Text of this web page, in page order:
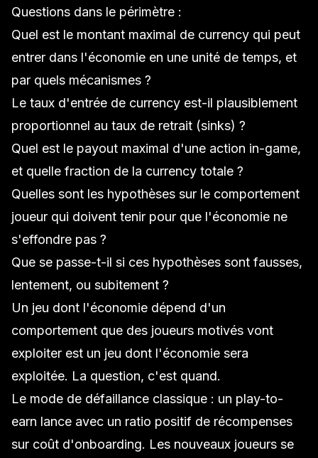
Questions dans le périmètre :
Quel est le montant maximal de currency qui peut
entrer dans l'économie en une unité de temps, et
par quels mécanismes ?
Le taux d'entrée de currency est-il plausiblement
proportionnel au taux de retrait (sinks) ?
Quel est le payout maximal d'une action in-game,
et quelle fraction de la currency totale ?
Quelles sont les hypothèses sur le comportement
joueur qui doivent tenir pour que l'économie ne
s'effondre pas ?
Que se passe-t-il si ces hypothèses sont fausses,
lentement, ou subitement ?
Un jeu dont l'économie dépend d'un
comportement que des joueurs motivés vont
exploiter est un jeu dont l'économie sera
exploitée. La question, c'est quand.
Le mode de défaillance classique : un play-to-
earn lance avec un ratio positif de récompenses
sur coût d'onboarding. Les nouveaux joueurs se